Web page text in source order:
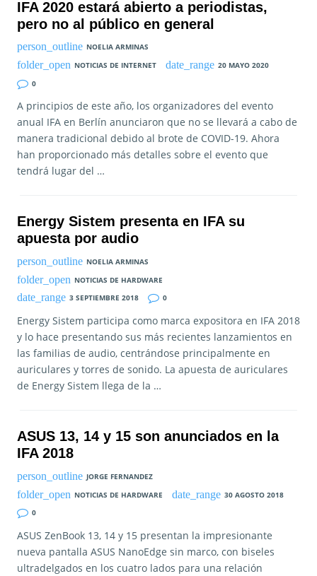
IFA 2020 estará abierto a periodistas,
pero no al público en general
NOELIA ARMINAS
NOTICIAS DE INTERNET
20 MAYO 2020
0
A principios de este año, los organizadores del evento
anual IFA en Berlín anunciaron que no se llevará a cabo de
manera tradicional debido al brote de COVID-19. Ahora
han proporcionado más detalles sobre el evento que
tendrá lugar del …
Energy Sistem presenta en IFA su
apuesta por audio
NOELIA ARMINAS
NOTICIAS DE HARDWARE
3 SEPTIEMBRE 2018
0
Energy Sistem participa como marca expositora en IFA 2018
y lo hace presentando sus más recientes lanzamientos en
las familias de audio, centrándose principalmente en
auriculares y torres de sonido. La apuesta de auriculares
de Energy Sistem llega de la …
ASUS 13, 14 y 15 son anunciados en la
IFA 2018
JORGE FERNANDEZ
NOTICIAS DE HARDWARE
30 AGOSTO 2018
0
ASUS ZenBook 13, 14 y 15 presentan la impresionante
nueva pantalla ASUS NanoEdge sin marco, con biseles
ultradelgados en los cuatro lados para una relación